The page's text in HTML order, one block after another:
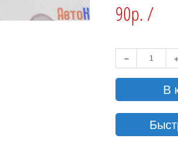
90р. /
В